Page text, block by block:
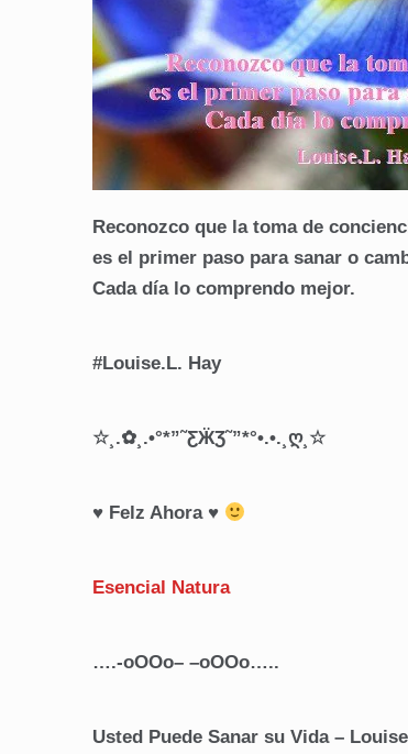
Reconozco que la toma de
es el primer paso para sanar o
Cada día lo comprendo mejor.
#Louise.L. Hay
☆¸.✿¸.•°*”˜ƸӜƷ˜”*°•.•.¸ღ¸☆
♥ Felz Ahora ♥
Esencial Natura
….-oOOo– –oOOo…..
Usted Puede Sanar su Vida –